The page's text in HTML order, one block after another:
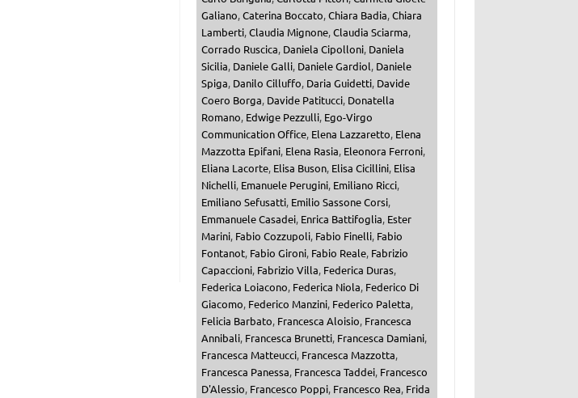
Galiano,Caterina Boccato,Chiara Badia,Chiara
Lamberti,Claudia Mignone,Claudia Sciarma,
Corrado Ruscica, Daniela Cipolloni, Daniela
Sicilia, Daniele Galli, Daniele Gardiol, Daniele
Spiga, Danilo Cilluffo, Daria Guidetti, Davide
Coero Borga, Davide Patitucci, Donatella
Romano, Edwige Pezzulli, Ego-Virgo
Communication Office, Elena Lazzaretto, Elena
Mazzotta Epifani, Elena Rasia, Eleonora Ferroni,
Eliana Lacorte, Elisa Buson, Elisa Cicillini, Elisa
Nichelli, Emanuele Perugini, Emiliano Ricci,
Emiliano Sefusatti, Emilio Sassone Corsi,
Emmanuele Casadei, Enrica Battifoglia, Ester
Marini, Fabio Cozzupoli, Fabio Finelli, Fabio
Fontanot, Fabio Gironi, Fabio Reale, Fabrizio
Capaccioni, Fabrizio Villa, Federica Duras,
Federica Loiacono, Federica Niola, Federico Di
Giacomo, Federico Manzini, Federico Paletta,
Felicia Barbato, Francesca Aloisio, Francesca
Annibali, Francesca Brunetti, Francesca Damiani,
Francesca Matteucci, Francesca Mazzotta,
Francesca Panessa, Francesca Taddei, Francesco
D'Alessio, Francesco Poppi, Francesco Rea, Frida